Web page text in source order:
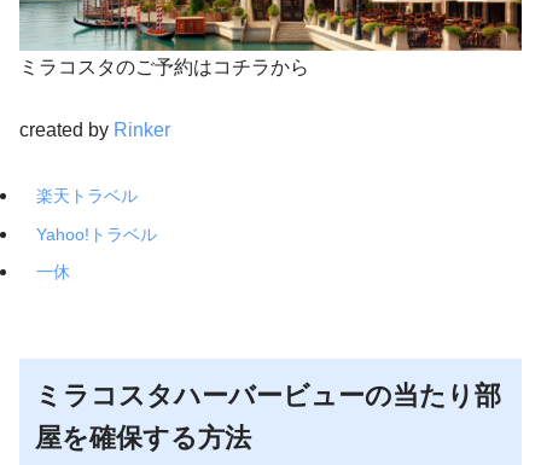
ミラコスタのご予約はコチラから
created by Rinker
楽天トラベル
Yahoo!トラベル
一休
ミラコスタハーバービューの当たり部
屋を確保する方法